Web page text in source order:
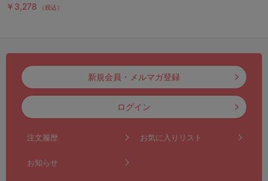
￥3,278 （税込）
新規会員・メルマガ登録
ログイン
注文履歴 お気に入りリスト
お知らせ